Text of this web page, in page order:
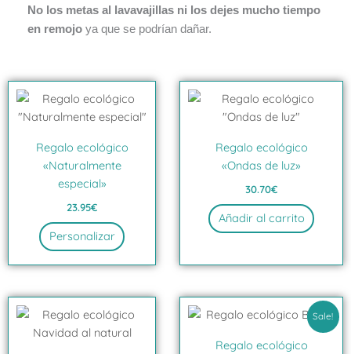
No los metas al lavavajillas ni los dejes mucho tiempo
en remojo ya que se podrían dañar.
Regalo ecológico
«Naturalmente
especial»
23.95€
Personalizar
Regalo ecológico
«Ondas de luz»
30.70€
Añadir al carrito
Sale!
Regalo ecológico
precio
era:
precio
actual
es: